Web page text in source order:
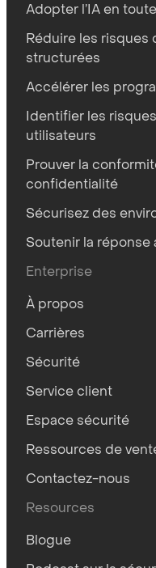
Adopter l’IA en
Réduire les risques
structurées
Accélérer les
Identifier les
utilisateurs
Prouver la
confidentialité
Sécurisez des
Soutenir la réponse
Enterprise
À propos
Carrières
Sécurité
Service client
Espace sécurité
Ressources de
Contactez-nous
Resources
Blogue